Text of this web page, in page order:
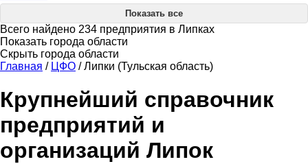
Показать все
Всего найдено 234 предприятия в Липках
Показать города области
Скрыть города области
Главная / ЦФО / Липки (Тульская область)
Крупнейший справочник
предприятий и
организаций Липок